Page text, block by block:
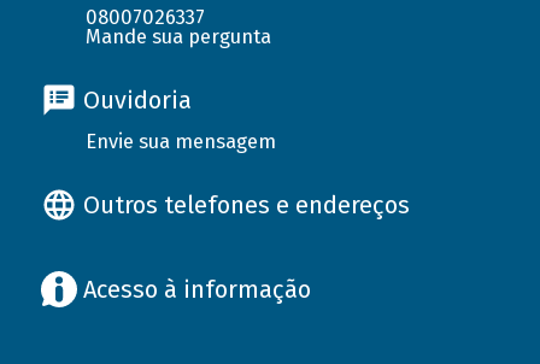
08007026337
Mande sua pergunta
Ouvidoria
Envie sua mensagem
Outros telefones e endereços
Acesso à informação